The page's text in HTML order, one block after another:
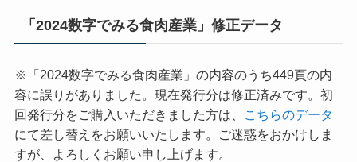
「2024数字でみる食肉産業」修正データ
※「2024数字でみる食肉産業」の内容のうち449頁の内
容に誤りがありました。現在発行分は修正済みです。初
回発行分をご購入いただきました方は、
こちらのデータ
にて差し替えをお願いいたします。ご迷惑をおかけしま
すが、よろしくお願い申し上げます。